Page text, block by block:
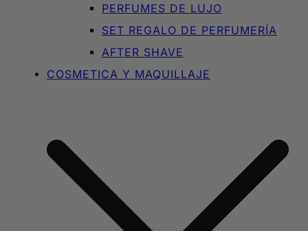
PERFUMES DE LUJO
SET REGALO DE PERFUMERÍA
AFTER SHAVE
COSMETICA Y MAQUILLAJE